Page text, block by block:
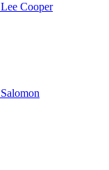
Lee Cooper
Salomon